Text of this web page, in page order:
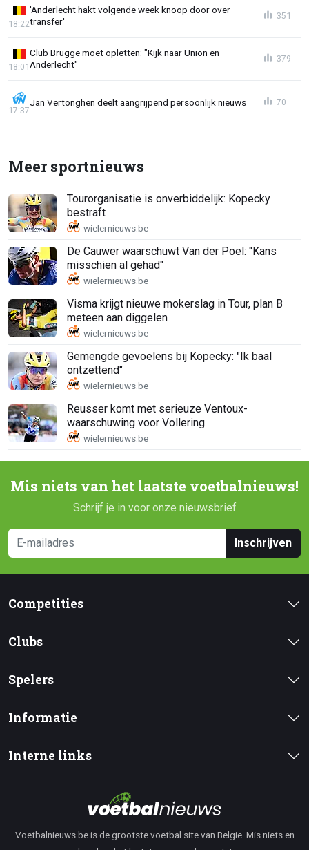
'Anderlecht hakt volgende week knoop door over
transfer'
18:22
351
Club Brugge moet opletten: "Kijk naar Union en
Anderlecht"
18:01
379
Jan Vertonghen deelt aangrijpend persoonlijk nieuws
17:37
70
Meer sportnieuws
Tourorganisatie is onverbiddelijk: Kopecky
bestraft
De Cauwer waarschuwt Van der Poel: "Kans
misschien al gehad"
Visma krijgt nieuwe mokerslag in Tour, plan B
meteen aan diggelen
Gemengde gevoelens bij Kopecky: "Ik baal
ontzettend"
Reusser komt met serieuze Ventoux-
waarschuwing voor Vollering
Mis niets van het laatste voetbalnieuws!
Schrijf je in voor onze nieuwsbrief
Inschrijven
Competities
Clubs
Spelers
Informatie
Interne links
Voetbalnieuws.be is de grootste voetbal site van Belgie. Mis niets en